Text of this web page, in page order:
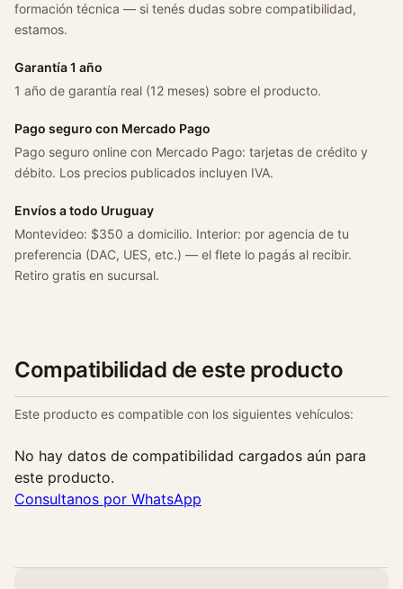
formación técnica — si tenés dudas sobre compatibilidad,
estamos.
Garantía 1 año
1 año de garantía real (12 meses) sobre el producto.
Pago seguro con Mercado Pago
Pago seguro online con Mercado Pago: tarjetas de crédito y
débito. Los precios publicados incluyen IVA.
Envíos a todo Uruguay
Montevideo: $350 a domicilio. Interior: por agencia de tu
preferencia (DAC, UES, etc.) — el flete lo pagás al recibir.
Retiro gratis en sucursal.
Compatibilidad de este producto
Este producto es compatible con los siguientes vehículos:
No hay datos de compatibilidad cargados aún para
este producto.
Consultanos por WhatsApp